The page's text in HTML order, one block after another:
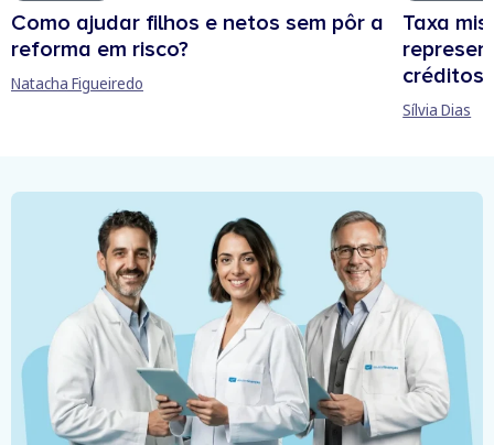
Como ajudar filhos e netos sem pôr a
reforma em risco?
Natacha Figueiredo
Taxa
créditos
Sílvia Dias